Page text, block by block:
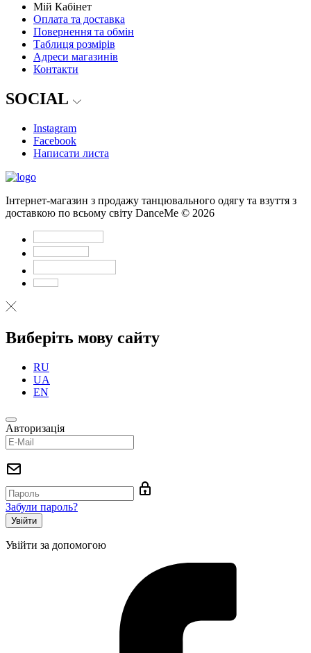
Мій Кабінет
Оплата та доставка
Повернення та обмін
Таблиця розмірів
Адреси магазинів
Контакти
SOCIAL
Instagram
Facebook
Написати листа
Інтернет-магазин з продажу танцювального одягу та взуття з
доставкою по всьому світу DanceMe © 2026
Виберіть мову сайту
RU
UA
EN
Авторизація
Забули пароль?
Увійти за допомогою